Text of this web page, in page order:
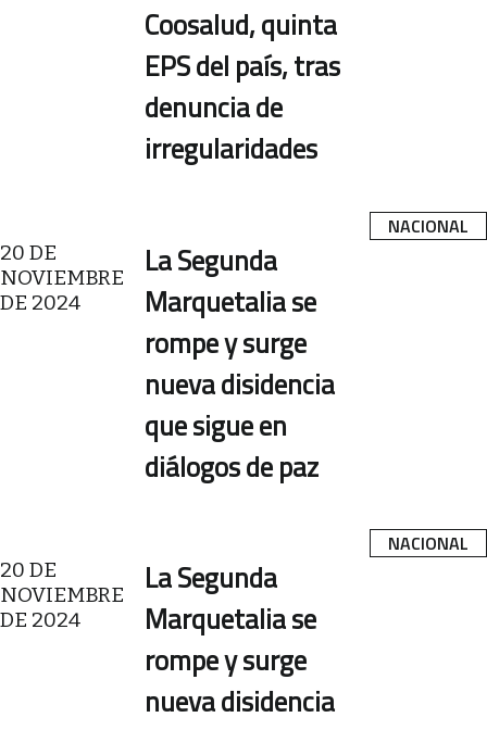
NACIONAL
Coosalud, quinta
EPS del país, tras
denuncia de
irregularidades
NACIONAL
20 DE
NOVIEMBRE
DE 2024
La Segunda
Marquetalia se
rompe y surge
nueva disidencia
que sigue en
diálogos de paz
20 DE
NOVIEMBRE
DE 2024
La Segunda
Marquetalia se
rompe y surge
nueva disidencia